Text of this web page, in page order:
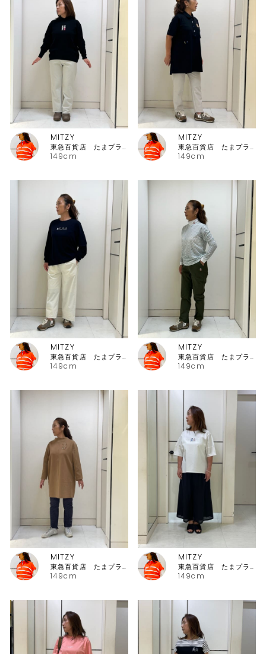
149cm
MITZY
東急百貨店 たまプラーザ店ピッコーネ
149cm
MITZY
東急百貨店 たまプラーザ店ピッコーネ
149cm
MITZY
東急百貨店 たまプラーザ店ピッコーネ
149cm
MITZY
東急百貨店 たまプラーザ店ピッコーネ
149cm
MITZY
東急百貨店 たまプラーザ店ピッコーネ
149cm
MITZY
東急百貨店 たまプラーザ店ピッコーネ